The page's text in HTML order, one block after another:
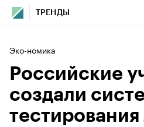
ТРЕНДЫ
Эко-номика
Российские
создали
тестирования